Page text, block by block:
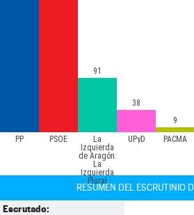
PP PSOE
La
Izquierda
de Aragón:
La
Izquierda
Plural
UPyD PACMA
91
38
9
RESUMEN DEL ESCRUTINIO
Escrutado: